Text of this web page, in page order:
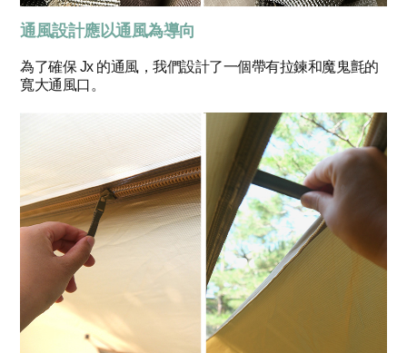
通風設計應以通風為導向
為了確保 Jx 的通風，我們設計了一個帶有拉鍊和魔鬼氈的
寬大通風口。